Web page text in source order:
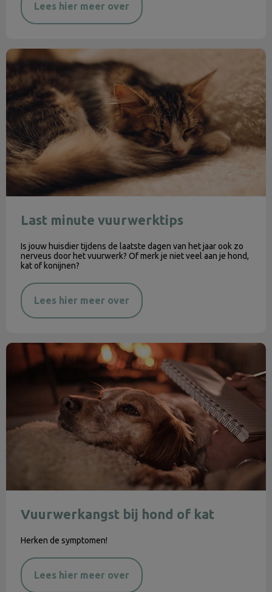
Lees hier meer over
Last minute vuurwerktips
Last minute vuurwerktips
Is jouw huisdier tijdens de laatste dagen van het jaar ook zo
nerveus door het vuurwerk? Of merk je niet veel aan je hond,
kat of konijnen?
Lees hier meer over
Vuurwerkangst bij hond of kat
Vuurwerkangst bij hond of kat
Herken de symptomen!
Lees hier meer over